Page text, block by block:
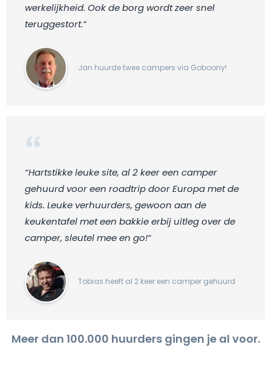
werkelijkheid. Ook de borg wordt zeer snel
teruggestort.“
Jan huurde twee campers via Goboony!
“Hartstikke leuke site, al 2 keer een camper
gehuurd voor een roadtrip door Europa met de
kids. Leuke verhuurders, gewoon aan de
keukentafel met een bakkie erbij uitleg over de
camper, sleutel mee en go!“
Tobias heeft al 2 keer een camper gehuurd
Meer dan 100.000 huurders gingen je al voor.